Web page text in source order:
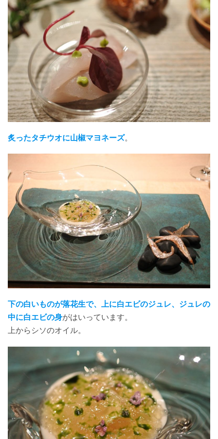
炙ったタチウオに山椒マヨネーズ。
下の白いものが落花生で、上に白エビのジュレ、ジュレの
中に白エビの身がはいっています。
上からシソのオイル。